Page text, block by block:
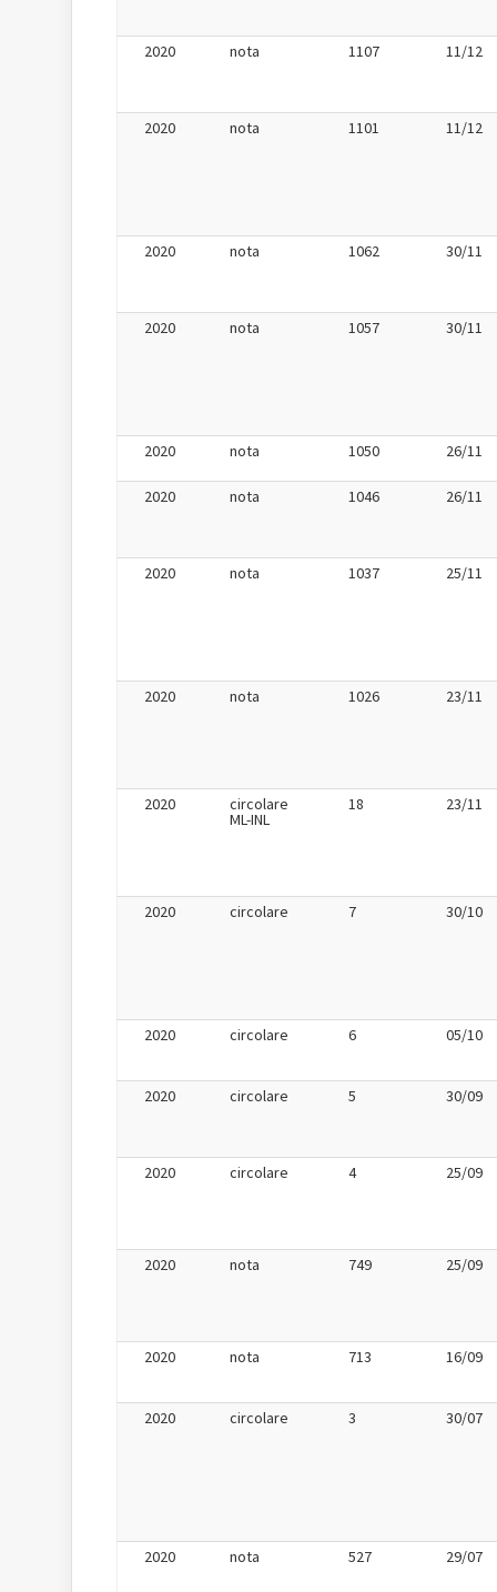
2020 nota 1107 11/12
2020 nota 1101 11/12
2020 nota 1062 30/11
2020 nota 1057 30/11
2020 nota 1050 26/11
2020 nota 1046 26/11
2020 nota 1037 25/11
2020 nota 1026 23/11
2020 circolare
ML-INL
18 23/11
2020 circolare 7 30/10
2020 circolare 6 05/10
2020 circolare 5 30/09
2020 circolare 4 25/09
2020 nota 749 25/09
2020 nota 713 16/09
2020 circolare 3 30/07
2020 nota 527 29/07